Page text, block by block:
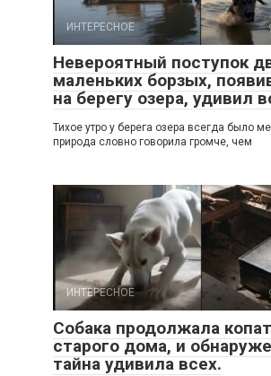
ИНТЕРЕСНОЕ
Невероятный поступок
маленьких борзых,
на берегу озера, удивил
Тихое утро у берега озера всегда было
природа словно говорила громче, чем
ИНТЕРЕСНОЕ
Собака продолжала
старого дома, и
тайна удивила всех.